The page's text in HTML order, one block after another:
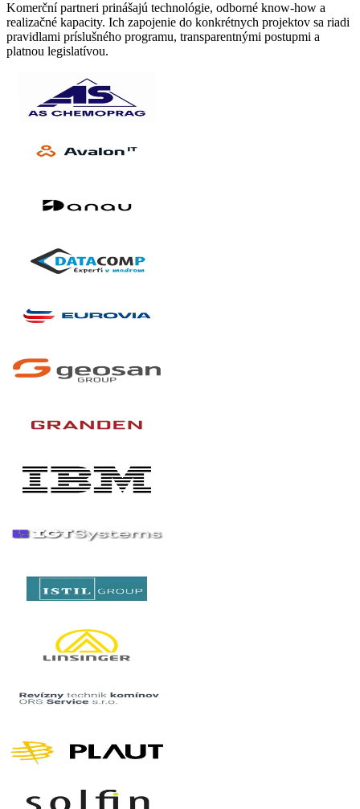
Komerční partneri prinášajú technológie, odborné know-how a
realizačné kapacity. Ich zapojenie do konkrétnych projektov sa riadi
pravidlami príslušného programu, transparentnými postupmi a
platnou legislatívou.